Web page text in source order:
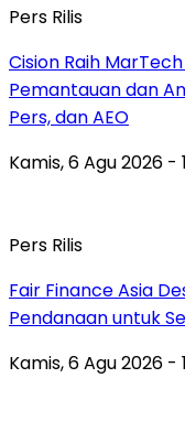
Pers Rilis
Cision Raih
Pemantauan dan
Pers, dan AEO
Kamis, 6 Agu 2026 -
Pers Rilis
Fair Finance Asia
Pendanaan untuk
Kamis, 6 Agu 2026 -